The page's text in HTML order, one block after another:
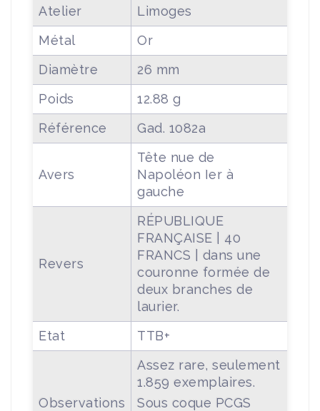
Atelier
Limoges
Métal
Or
Diamètre
26 mm
Poids
12.88 g
Référence
Gad. 1082a
Avers
Tête nue de
Napoléon Ier à
gauche
Revers
RÉPUBLIQUE
FRANÇAISE | 40
FRANCS | dans une
couronne formée de
deux branches de
laurier.
Etat
TTB+
Observations
Assez rare, seulement
1.859 exemplaires.
Sous coque PCGS